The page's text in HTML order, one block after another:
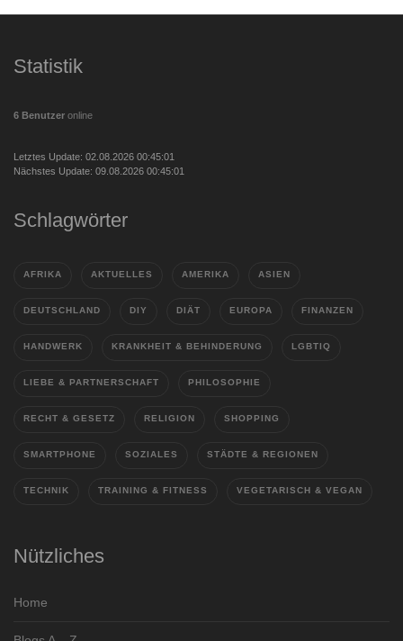
Statistik
6 Benutzer online
Letztes Update: 02.08.2026 00:45:01
Nächstes Update: 09.08.2026 00:45:01
Schlagwörter
AFRIKA AKTUELLES AMERIKA ASIEN
DEUTSCHLAND DIY DIÄT EUROPA FINANZEN
HANDWERK KRANKHEIT & BEHINDERUNG LGBTIQ
LIEBE & PARTNERSCHAFT PHILOSOPHIE
RECHT & GESETZ RELIGION SHOPPING
SMARTPHONE SOZIALES STÄDTE & REGIONEN
TECHNIK TRAINING & FITNESS VEGETARISCH & VEGAN
Nützliches
Home